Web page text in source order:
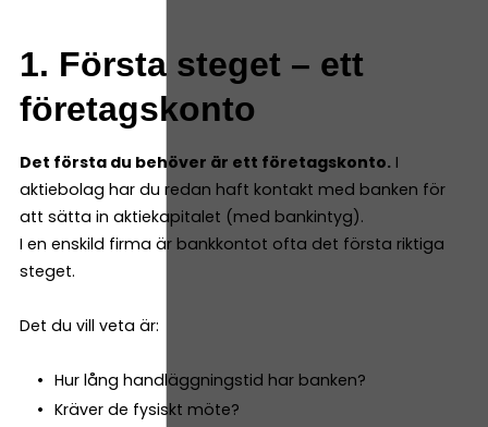
1. Första steget – ett
företagskonto
Det första du behöver är ett företagskonto. I
aktiebolag har du redan haft kontakt med banken för
att sätta in aktiekapitalet (med bankintyg).
I en enskild firma är bankkontot ofta det första riktiga
steget.
Det du vill veta är:
Hur lång handläggningstid har banken?
Kräver de fysiskt möte?